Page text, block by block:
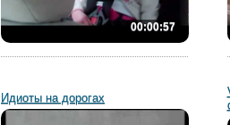
00:00:57
Идиоты на дорогах